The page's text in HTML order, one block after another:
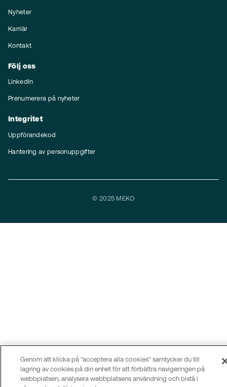
Nyheter
Karriär
Kontakt
Följ oss
LinkedIn
Prenumerera på nyheter
Integritet
Uppförandekod
Hantering av personuppgifter
© 2025 MEKO
Genom att klicka på "acceptera alla cookies" samtycker du till
lagring av cookies på din enhet för att förbättra navigeringen på
webbplatsen, analysera webbplatsens användning och bistå i